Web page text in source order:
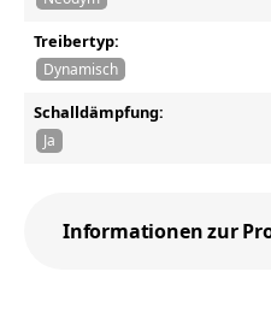
Treibertyp:
Dynamisch
Schalldämpfung:
Ja
Informationen zur